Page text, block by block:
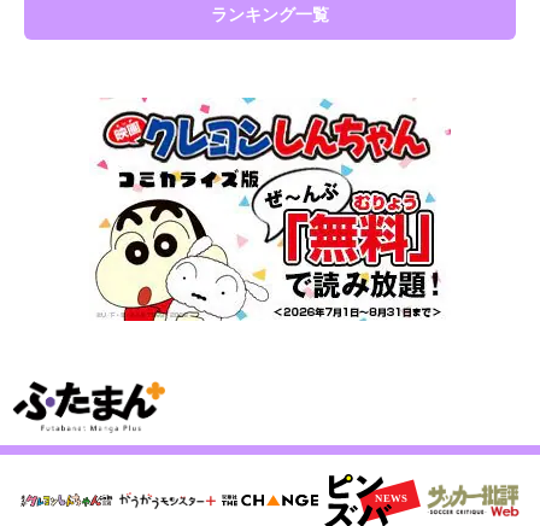
ランキング一覧